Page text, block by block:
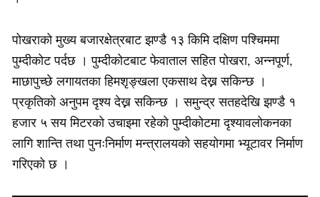
पोखराको मुख्य बजारक्षेत्रबाट झण्डै १३ किमि दक्षिण पश्चिममा
पुम्दीकोट पर्दछ । पुम्दीकोटबाट फेवाताल सहित पोखरा, अन्नपूर्ण,
माछापुच्छे लगायतका हिमशृङ्खला एकसाथ देख्न सकिन्छ ।
प्रकृतिको अनुपम दृश्य देख्न सकिन्छ । समुन्द्र सतहदेखि झण्डै १
हजार ५ सय मिटरको उचाइमा रहेको पुम्दीकोटमा दृश्यावलोकनका
लागि शान्ति तथा पुनःनिर्माण मन्त्रालयको सहयोगमा भ्यूटावर निर्माण
गरिएको छ ।